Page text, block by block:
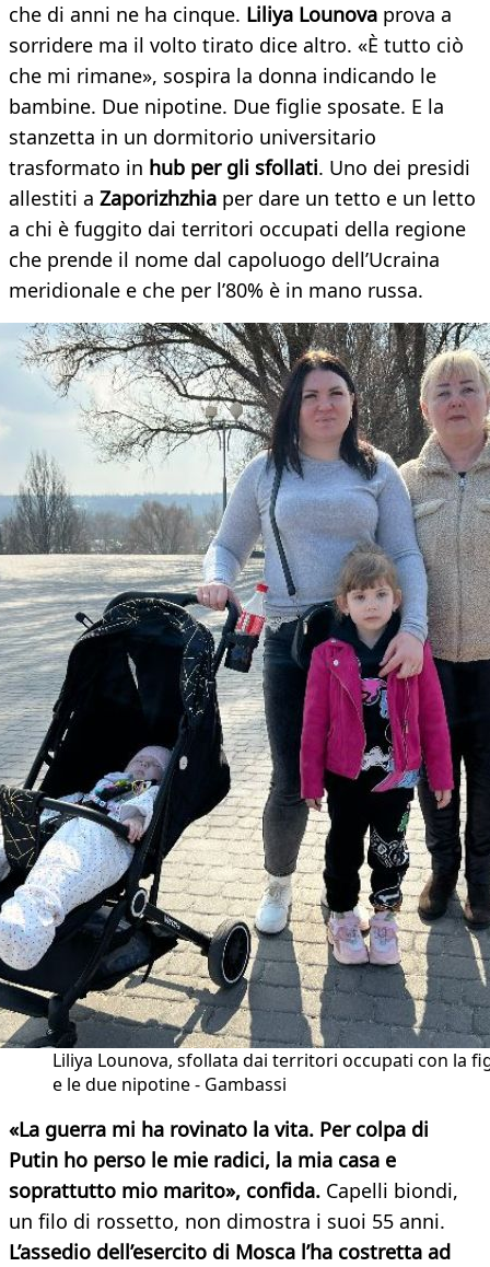
che di anni ne ha cinque. Liliya Lounova prova a
sorridere ma il volto tirato dice altro. «È tutto ciò
che mi rimane», sospira la donna indicando le
bambine. Due nipotine. Due figlie sposate. E la
stanzetta in un dormitorio universitario
trasformato in hub per gli sfollati. Uno dei presidi
allestiti a Zaporizhzhia per dare un tetto e un letto
a chi è fuggito dai territori occupati della regione
che prende il nome dal capoluogo dell’Ucraina
meridionale e che per l’80% è in mano russa.
Liliya Lounova, sfollata dai territori occupati con la
e le due nipotine - Gambassi
«La guerra mi ha rovinato la vita. Per colpa di
Putin ho perso le mie radici, la mia casa e
soprattutto mio marito», confida. Capelli biondi,
un filo di rossetto, non dimostra i suoi 55 anni.
L’assedio dell’esercito di Mosca l’ha costretta ad